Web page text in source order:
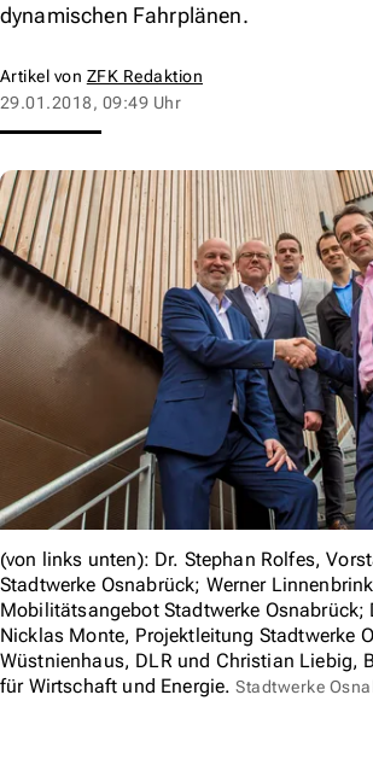
dynamischen Fahrplänen.
Artikel von ZFK Redaktion
29.01.2018, 09:49 Uhr
(von links unten): Dr. Stephan Rolfes,
Stadtwerke Osnabrück; Werner
Mobilitätsangebot Stadtwerke Osnabrück;
Nicklas Monte, Projektleitung Stadtwerke
Wüstnienhaus, DLR und Christian Liebig,
für Wirtschaft und Energie.Stadtwerke